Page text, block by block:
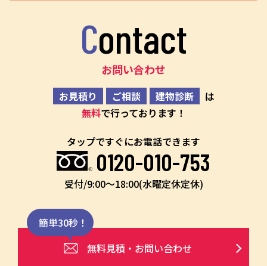
Contact
お問い合わせ
お見積り ご相談 建物診断
は
無料で行っております！
タップですぐにお電話できます
0120-010-753
受付/9:00〜18:00(水曜定休定休)
簡単30秒！
無料見積・お問い合わせ